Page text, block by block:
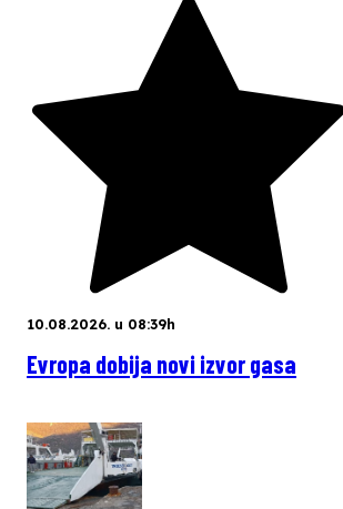
10.08.2026. u 08:39h
Evropa dobija novi izvor gasa